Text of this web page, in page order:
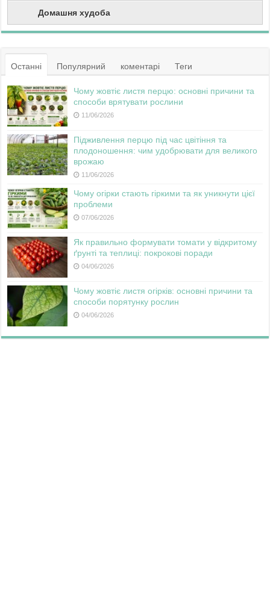
Домашня худоба
Останні Популярний коментарі Теги
Чому жовтіє листя перцю: основні причини та
способи врятувати рослини
11/06/2026
Підживлення перцю під час цвітіння та
плодоношення: чим удобрювати для великого
врожаю
11/06/2026
Чому огірки стають гіркими та як уникнути цієї
проблеми
07/06/2026
Як правильно формувати томати у відкритому
ґрунті та теплиці: покрокові поради
04/06/2026
Чому жовтіє листя огірків: основні причини та
способи порятунку рослин
04/06/2026